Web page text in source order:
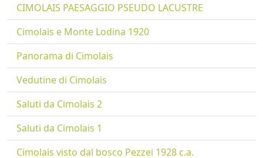
CIMOLAIS PAESAGGIO PSEUDO LACUSTRE
Cimolais e Monte Lodina 1920
Panorama di Cimolais
Vedutine di Cimolais
Saluti da Cimolais 2
Saluti da Cimolais 1
Cimolais visto dal bosco Pezzei 1928 c.a.